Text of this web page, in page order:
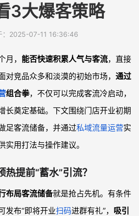
让每一个客户都能沉淀到私域？
的优惠最有效？
门店的口碑传播？
3大爆客策略
：2025-07-11 16:36:46
， 能否快速积累人气与客流，直接
对竞品众多和淡漠的初始市场， 通过
组合拳，不仅可以完成客流冷启动，
长奠定基础。下文围绕门店开业初期
足客流储备，并通过私域流量运营实
实用打法与操作建议。
提前“蓄水”引流？
布局客流储备就是抢占先机。有条件
发布“即将开业扫码进群有礼”， 吸引